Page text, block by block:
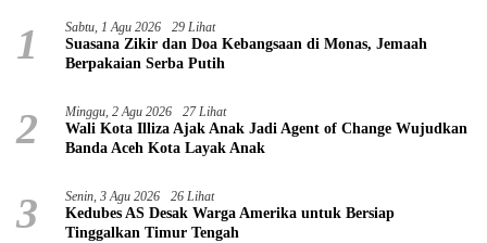
1 Sabtu, 1 Agu 2026 29 Lihat
Suasana Zikir dan Doa Kebangsaan di Monas, Jemaah
Berpakaian Serba Putih
2 Minggu, 2 Agu 2026 27 Lihat
Wali Kota Illiza Ajak Anak Jadi Agent of Change Wujudkan
Banda Aceh Kota Layak Anak
3 Senin, 3 Agu 2026 26 Lihat
Kedubes AS Desak Warga Amerika untuk Bersiap
Tinggalkan Timur Tengah